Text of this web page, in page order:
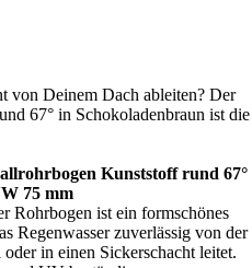
von Deinem Dach ableiten? Der
67° in Schokoladenbraun ist die
Kunststoff rund 67°
75 mm
Rohrbogen ist ein formschönes
Regenwasser zuverlässig von der
in einen Sickerschacht leitet.